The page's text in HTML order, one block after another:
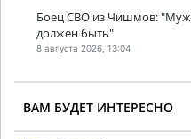
Боец СВО из Чишмов:
должен быть"
8 августа 2026, 13:04
ВАМ БУДЕТ ИНТЕРЕСНО